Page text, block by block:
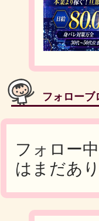
フォローブ
フォロー
はまだあ